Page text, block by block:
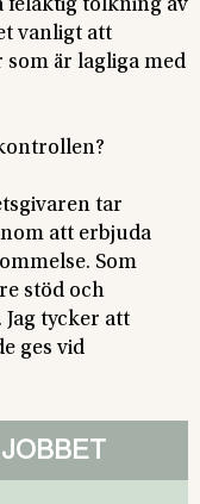
felaktig tolkning av
vanligt att
som är lagliga med
tar
att erbjuda
Som
stöd och
tycker att
ges vid